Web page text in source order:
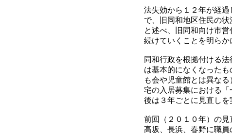
法失効から１２年が経
で、旧同和地区住民の
と述べ、旧同和向け市
続けていくことを明らか
同和行政を根拠付ける
は基本的になくなった
も会や児童館とは異な
宅の入居募集における
後は３年ごとに見直しを
前回（２０１０年）の
高坂、長浜、春野に職